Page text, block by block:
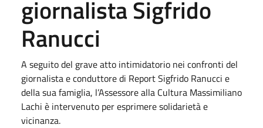
giornalista Sigfrido
Ranucci
A seguito del grave atto intimidatorio nei confronti del
giornalista e conduttore di Report Sigfrido Ranucci e
della sua famiglia, l’Assessore alla Cultura Massimiliano
Lachi è intervenuto per esprimere solidarietà e
vicinanza.